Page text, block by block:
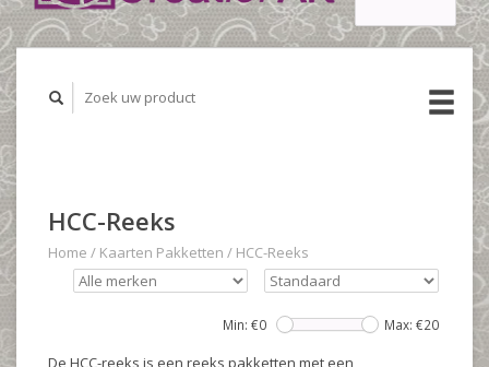
Deutsch
HCC-Reeks
Home / Kaarten Pakketten / HCC-Reeks
Min: €0 Max: €20
De HCC-reeks is een reeks pakketten met een